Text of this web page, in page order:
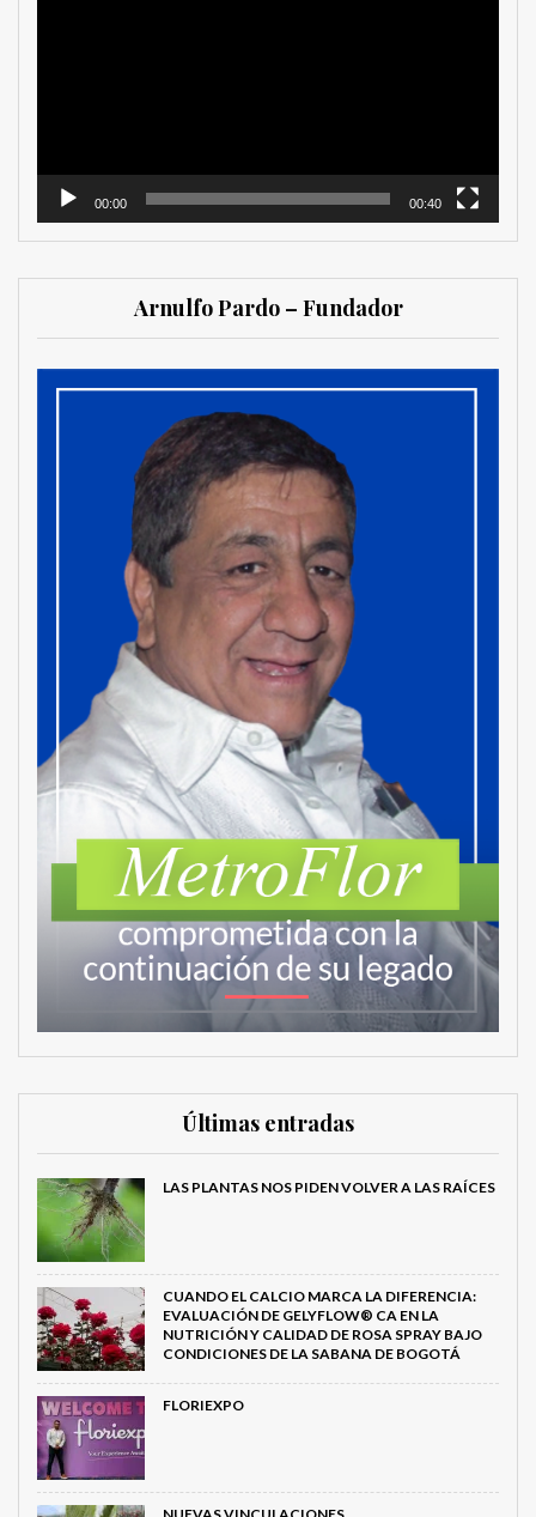
00:00 00:40
Arnulfo Pardo – Fundador
Últimas entradas
LAS PLANTAS NOS PIDEN VOLVER A LAS RAÍCES
CUANDO EL CALCIO MARCA LA DIFERENCIA:
EVALUACIÓN DE GELYFLOW® CA EN LA
NUTRICIÓN Y CALIDAD DE ROSA SPRAY BAJO
CONDICIONES DE LA SABANA DE BOGOTÁ
FLORIEXPO